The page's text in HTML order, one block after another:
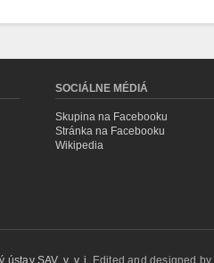
SOCIÁLNE MÉDIÁ
Skupina na Facebooku
Stránka na Facebooku
Wikipedia